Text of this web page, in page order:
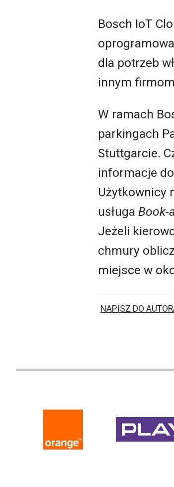
Bosch IoT
dla potrzeb
innym
W ramach
parkingach
Stuttgarcie.
informacje
Użytkownicy
usługa Book-
Jeżeli
chmury
miejsce w
NAPISZ DO